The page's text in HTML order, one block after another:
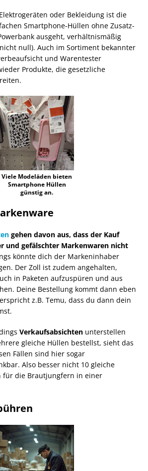
oder Bekleidung ist die
Smartphone-Hüllen ohne Zusatz-
ausgeht, verhältnismäßig
null). Auch im Sortiment bekannter
und Warentester
Produkte, die gesetzliche
Viele Modeläden bieten
Smartphone Hüllen
günstig an.
gehen davon aus, dass der Kauf
und gefälschter Markenwaren nicht
könnte dich der Markeninhaber
Der Zoll ist zudem angehalten,
in Paketen aufzuspüren und aus
Deine Bestellung kommt dann eben
z.B. Temu, dass du dann dein
Verkaufsabsichten unterstellen
gleiche Hüllen bestellst, sieht das
Fällen sind hier sogar
Also besser nicht 10 gleiche
für die Brautjungfern in einer